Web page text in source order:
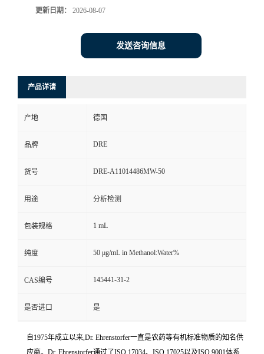
更新日期： 2026-08-07
发送咨询信息
产品详请
产地 德国
品牌 DRE
货号 DRE-A11014486MW-50
用途 分析检测
包装规格 1 mL
纯度 50 μg/mL in Methanol:Water%
CAS编号 145441-31-2
是否进口 是
自1975年成立以来,Dr. Ehrenstorfer一直是农药等有机标准物质的知名供
应商。Dr. Ehrenstorfer通过了ISO 17034、ISO 17025以及ISO 9001体系